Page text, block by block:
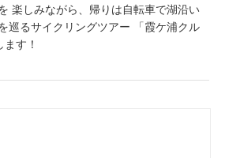
楽しみながら、帰りは自転車で湖沿い
巡るサイクリングツアー 「霞ケ浦クル
す！